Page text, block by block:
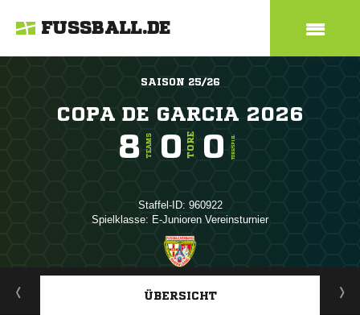
FUSSBALL.DE
SAISON 25/26
COPA DE GARCIA 2026
8 TEAMS 0 TORE 0 TORE/SPIEL
Staffel-ID: 960922
Spielklasse: E-Junioren Vereinsturnier
ANZEIGE
ÜBERSICHT